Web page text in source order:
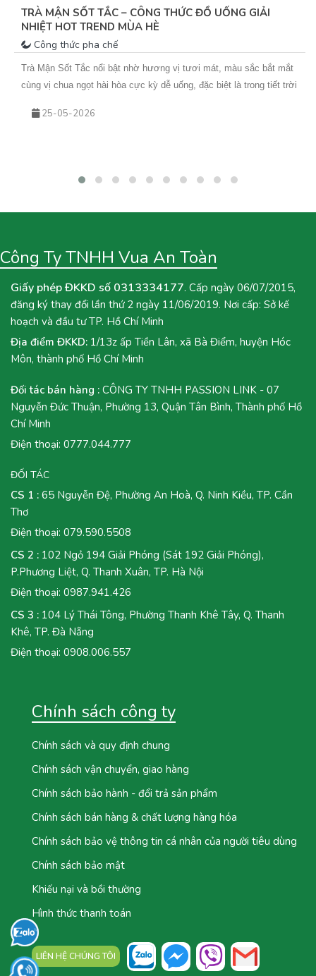
TRÀ MẬN SỐT TẮC – CÔNG THỨC ĐỒ UỐNG GIẢI
NHIỆT HOT TREND MÙA HÈ
Công thức pha chế
Trà Mận Sốt Tắc nổi bật nhờ hương vị tươi mát, màu sắc bắt mắt
cùng vị chua ngọt hài hòa cực kỳ dễ uống, đặc biệt là trong tiết trời
đậm vị và sốt tắc chua thanh giúp món nước này không chỉ giải
Toàn khám phá ngay công thức Trà Mận Sốt Tắc dưới đây nhé!
25-05-2026
Công Ty TNHH Vua An Toàn
Giấy phép ĐKKD số 0313334177. Cấp ngày 06/07/2015,
đăng ký thay đổi lần thứ 2 ngày 11/06/2019. Nơi cấp: Sở kế
hoạch và đầu tư TP. Hồ Chí Minh
Địa điểm ĐKKD: 1/13z ấp Tiền Lân, xã Bà Điểm, huyện Hóc
Môn, thành phố Hồ Chí Minh
Đối tác bán hàng : CÔNG TY TNHH PASSION LINK - 07
Nguyễn Đức Thuận, Phường 13, Quận Tân Bình, Thành phố Hồ
Chí Minh
Điện thoại: 0777.044.777
ĐỐI TÁC
CS 1 : 65 Nguyễn Đệ, Phường An Hoà, Q. Ninh Kiều, TP. Cần
Thơ
Điện thoại: 079.590.5508
CS 2 : 102 Ngỏ 194 Giải Phóng (Sát 192 Giải Phóng),
P.Phương Liệt, Q. Thanh Xuân, TP. Hà Nội
Điện thoại: 0987.941.426
CS 3 : 104 Lý Thái Tông, Phường Thanh Khê Tây, Q. Thanh
Khê, TP. Đà Nẵng
Điện thoại: 0908.006.557
Chính sách công ty
Chính sách và quy định chung
Chính sách vận chuyển, giao hàng
Chính sách bảo hành - đổi trả sản phẩm
Chính sách bán hàng & chất lượng hàng hóa
Chính sách bảo vệ thông tin cá nhân của người tiêu dùng
Chính sách bảo mật
Khiếu nại và bồi thường
Hình thức thanh toán
LIÊN HỆ CHÚNG TÔI